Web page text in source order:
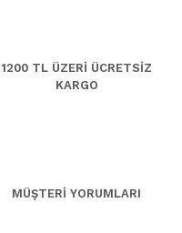
1200 TL ÜZERİ ÜCRETSİZ
KARGO
MÜŞTERİ YORUMLARI